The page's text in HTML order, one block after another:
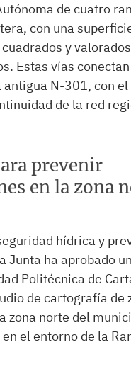
de cuatro
con una
y
Estas vías
antigua N-301, con
de la red
prevenir
en la zona
hídrica y
Junta ha aprobado
Politécnica de
de cartografía de
zona norte del
el entorno de la